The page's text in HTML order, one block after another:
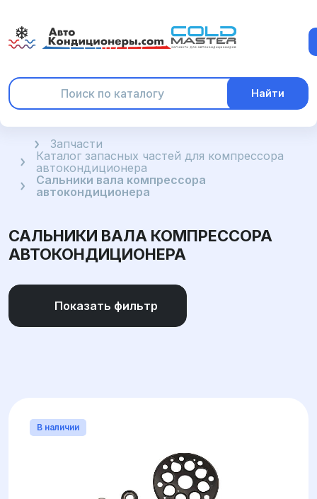
Найти
ГлавнаяЗапчасти
Каталог запасных частей для компрессора
автокондиционера
Сальники вала компрессора
автокондиционера
САЛЬНИКИ ВАЛА КОМПРЕССОРА
АВТОКОНДИЦИОНЕРА
Показать фильтр
ВНЕШНИЙ ДИАМЕТР
В наличии